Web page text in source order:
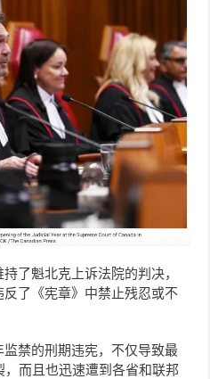
了魁北克上诉法院的判决，
了《宪章》中禁止残忍或不
禁的刑期违宪，不仅导致最
而且也迅速遭到各省和联邦